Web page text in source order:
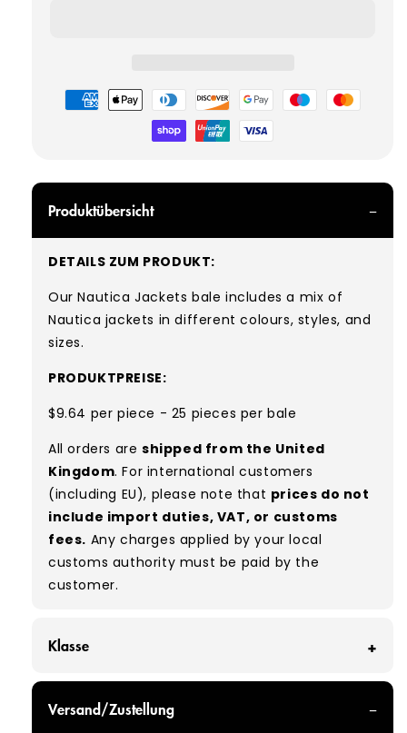
Zahlungsmöglichkeiten
Produktübersicht
DETAILS ZUM PRODUKT:
Our Nautica Jackets bale includes a mix of
Nautica jackets in different colours, styles, and
sizes.
PRODUKTPREISE:
$9.64 per piece - 25 pieces per bale
All orders are shipped from the United
Kingdom. For international customers
(including EU), please note that prices do not
include import duties, VAT, or customs
fees. Any charges applied by your local
customs authority must be paid by the
customer.
Klasse
can expect items that are in great condition
Versand/Zustellung